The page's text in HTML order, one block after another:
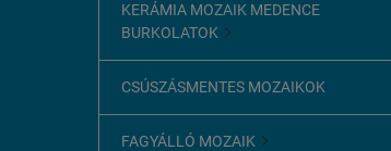
KERÁMIA MOZAIK MEDENCE
BURKOLATOK 
CSÚSZÁSMENTES MOZAIKOK
FAGYÁLLÓ MOZAIK 